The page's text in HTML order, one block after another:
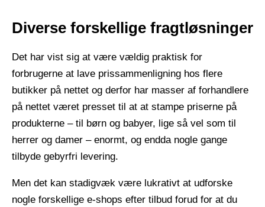
Diverse forskellige fragtløsninger
Det har vist sig at være vældig praktisk for
forbrugerne at lave prissammenligning hos flere
butikker på nettet og derfor har masser af forhandlere
på nettet været presset til at at stampe priserne på
produkterne – til børn og babyer, lige så vel som til
herrer og damer – enormt, og endda nogle gange
tilbyde gebyrfri levering.
Men det kan stadigvæk være lukrativt at udforske
nogle forskellige e-shops efter tilbud forud for at du